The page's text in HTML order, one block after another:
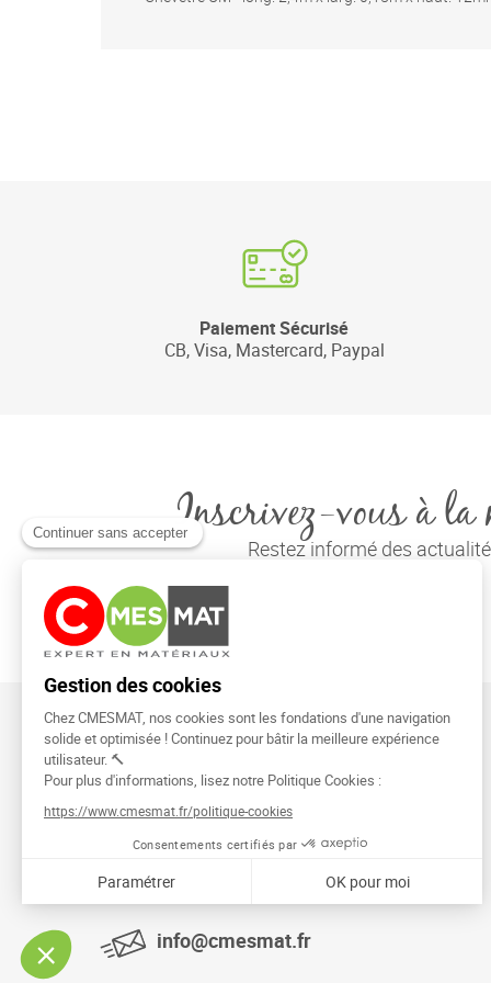
Paiement Sécurisé
CB, Visa, Mastercard, Paypal
Inscrivez-vous à la
Restez informé des
CMESMAT
91026 EVRY COURCOURONNES
info@cmesmat.fr